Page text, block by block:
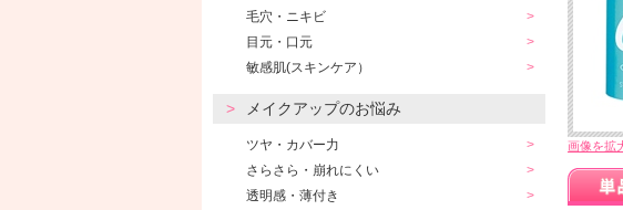
毛穴・ニキビ
目元・口元
敏感肌(スキンケア）
メイクアップのお悩み
ツヤ・カバー力
さらさら・崩れにくい
透明感・薄付き
画像を拡